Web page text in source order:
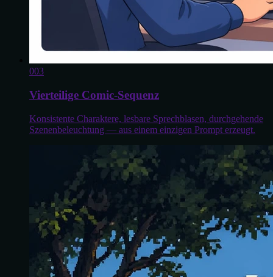
003
Vierteilige Comic-Sequenz
Konsistente Charaktere, lesbare Sprechblasen, durchgehende
Szenenbeleuchtung — aus einem einzigen Prompt erzeugt.